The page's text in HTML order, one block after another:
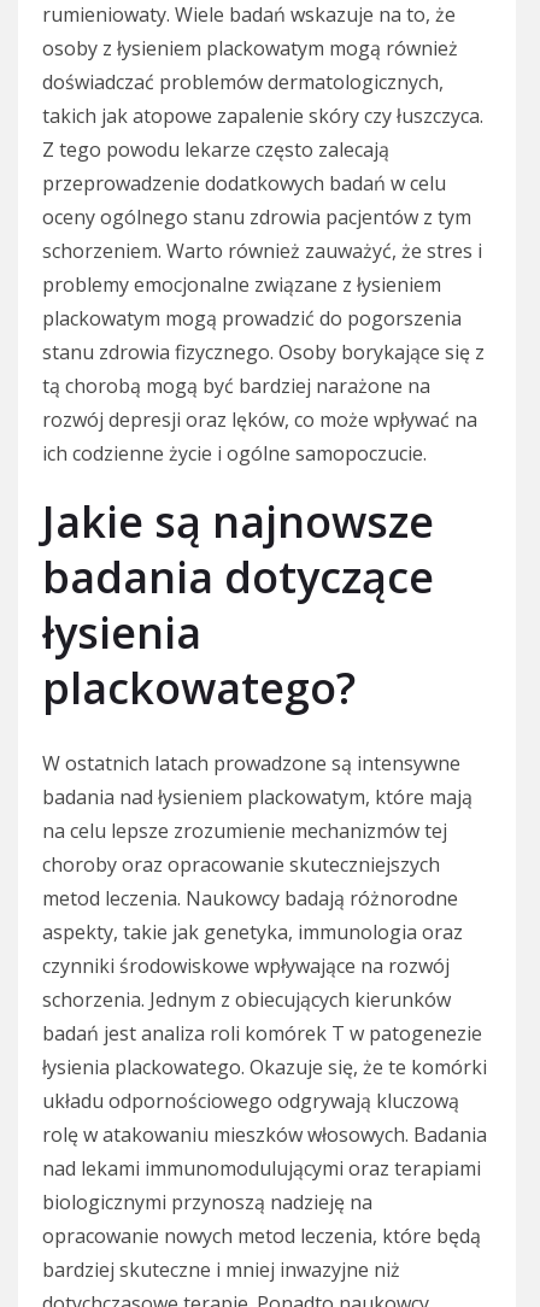
rumieniowaty. Wiele badań wskazuje na to, że
osoby z łysieniem plackowatym mogą również
doświadczać problemów dermatologicznych,
takich jak atopowe zapalenie skóry czy łuszczyca.
Z tego powodu lekarze często zalecają
przeprowadzenie dodatkowych badań w celu
oceny ogólnego stanu zdrowia pacjentów z tym
schorzeniem. Warto również zauważyć, że stres i
problemy emocjonalne związane z łysieniem
plackowatym mogą prowadzić do pogorszenia
stanu zdrowia fizycznego. Osoby borykające się z
tą chorobą mogą być bardziej narażone na
rozwój depresji oraz lęków, co może wpływać na
ich codzienne życie i ogólne samopoczucie.
Jakie są najnowsze
badania dotyczące
łysienia
plackowatego?
W ostatnich latach prowadzone są intensywne
badania nad łysieniem plackowatym, które mają
na celu lepsze zrozumienie mechanizmów tej
choroby oraz opracowanie skuteczniejszych
metod leczenia. Naukowcy badają różnorodne
aspekty, takie jak genetyka, immunologia oraz
czynniki środowiskowe wpływające na rozwój
schorzenia. Jednym z obiecujących kierunków
badań jest analiza roli komórek T w patogenezie
łysienia plackowatego. Okazuje się, że te komórki
układu odpornościowego odgrywają kluczową
rolę w atakowaniu mieszków włosowych. Badania
nad lekami immunomodulującymi oraz terapiami
biologicznymi przynoszą nadzieję na
opracowanie nowych metod leczenia, które będą
bardziej skuteczne i mniej inwazyjne niż